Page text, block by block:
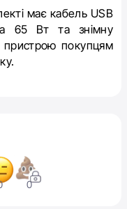
має кабель USB
65 Вт та знімну
пристрою покупцям
0